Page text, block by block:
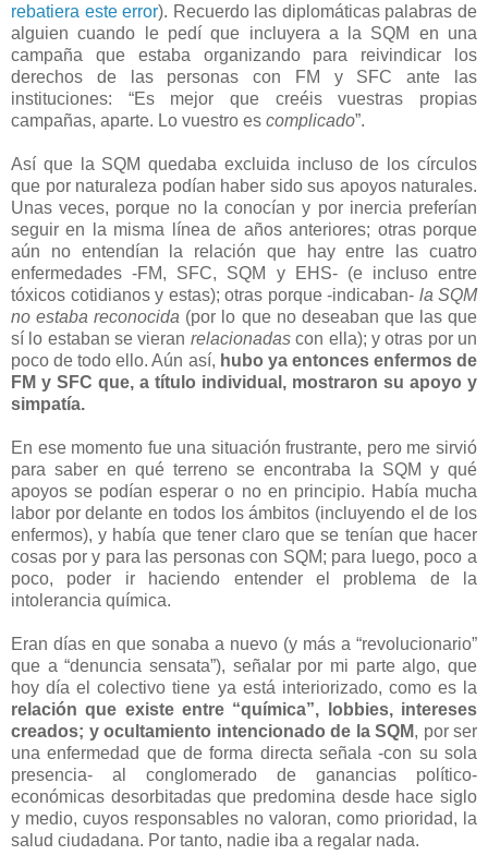
rebatiera este error). Recuerdo las diplomáticas palabras de
alguien cuando le pedí que incluyera a la SQM en una
campaña que estaba organizando para reivindicar los
derechos de las personas con FM y SFC ante las
instituciones: “Es mejor que creéis vuestras propias
campañas, aparte. Lo vuestro es complicado”.
Así que la SQM quedaba excluida incluso de los círculos
que por naturaleza podían haber sido sus apoyos naturales.
Unas veces, porque no la conocían y por inercia preferían
seguir en la misma línea de años anteriores; otras porque
aún no entendían la relación que hay entre las cuatro
enfermedades -FM, SFC, SQM y EHS- (e incluso entre
tóxicos cotidianos y estas); otras porque -indicaban- la SQM
no estaba reconocida (por lo que no deseaban que las que
sí lo estaban se vieran relacionadascon ella); y otras por un
poco de todo ello. Aún así, hubo ya entonces enfermos de
FM y SFC que, a título individual, mostraron su apoyo y
simpatía.
En ese momento fue una situación frustrante, pero me sirvió
para saber en qué terreno se encontraba la SQM y qué
apoyos se podían esperar o no en principio. Había mucha
labor por delante en todos los ámbitos (incluyendo el de los
enfermos), y había que tener claro que se tenían que hacer
cosas por y para las personas con SQM; para luego, poco a
poco, poder ir haciendo entender el problema de la
intolerancia química.
Eran días en que sonaba a nuevo (y más a “revolucionario”
que a “denuncia sensata”), señalar por mi parte algo, que
hoy día el colectivo tiene ya está interiorizado, como es la
relación que existe entre “química”, lobbies, intereses
creados; y ocultamiento intencionado de la SQM, por ser
una enfermedad que de forma directa señala -con su sola
presencia- al conglomerado de ganancias político-
económicas desorbitadas que predomina desde hace siglo
y medio, cuyos responsables no valoran, como prioridad, la
salud ciudadana. Por tanto, nadie iba a regalar nada.